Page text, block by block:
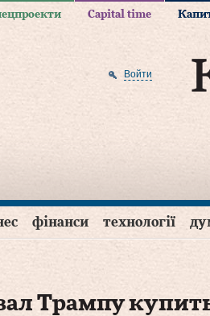
Capital time
Войти
фінанси технології
Трампу